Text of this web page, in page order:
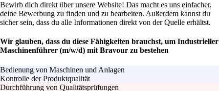
Bewirb dich direkt über unsere Website! Das macht es uns einfacher,
deine Bewerbung zu finden und zu bearbeiten. Außerdem kannst du
sicher sein, dass du alle Informationen direkt von der Quelle erhältst.
Wir glauben, dass du diese Fähigkeiten brauchst, um Industrieller
Maschinenführer (m/w/d) mit Bravour zu bestehen
Bedienung von Maschinen und Anlagen
Kontrolle der Produktqualität
Durchführung von Qualitätsprüfungen